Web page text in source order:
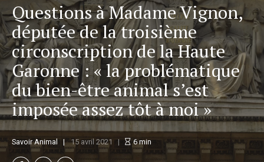
Questions à Madame Vignon,
députée de la troisième
circonscription de la Haute
Garonne : « la problématique
du bien-être animal s’est
imposée assez tôt à moi »
Savoir Animal 15 avril 2021 6min